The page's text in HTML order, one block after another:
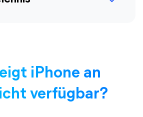
iPhone an
verfügbar?